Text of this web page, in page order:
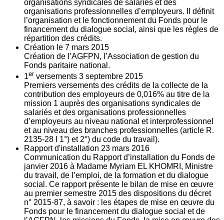
organisations syndicales de salariés et des
organisations professionnelles d’employeurs. Il définit
l’organisation et le fonctionnement du Fonds pour le
financement du dialogue social, ainsi que les règles de
répartition des crédits.
Création le 7 mars 2015
Création de l’AGFPN, l’Association de gestion du
Fonds paritaire national.
1er versements 3 septembre 2015
Premiers versements des crédits de la collecte de la
contribution des employeurs de 0,016% au titre de la
mission 1 auprès des organisations syndicales de
salariés et des organisations professionnelles
d’employeurs au niveau national et interprofessionnel
et au niveau des branches professionnelles (article R.
2135‐28 I 1°) et 2°) du code du travail).
Rapport d'installation 23 mars 2016
Communication du Rapport d’installation du Fonds de
janvier 2016 à Madame Myriam EL KHOMRI, Ministre
du travail, de l’emploi, de la formation et du dialogue
social. Ce rapport présente le bilan de mise en œuvre
au premier semestre 2015 des dispositions du décret
n° 2015-87, à savoir : les étapes de mise en œuvre du
Fonds pour le financement du dialogue social et de